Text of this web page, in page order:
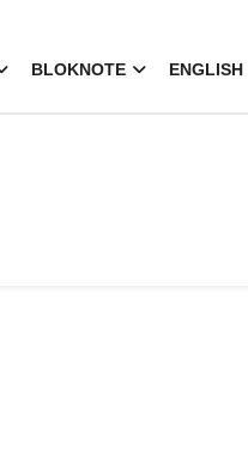
BLOKNOTE ENGLISH